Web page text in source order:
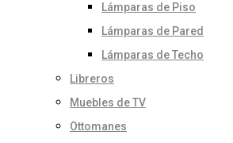
Lámparas de Piso
Lámparas de Pared
Lámparas de Techo
Libreros
Muebles de TV
Ottomanes